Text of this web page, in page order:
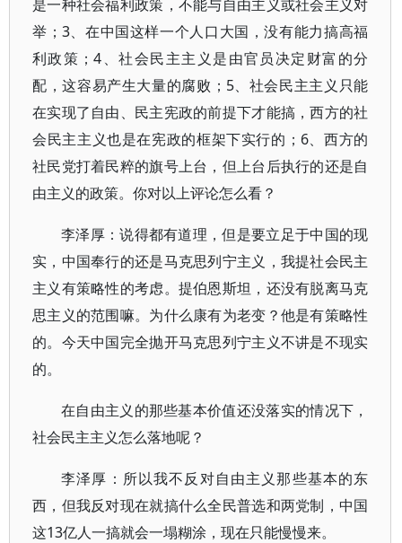
是一种社会福利政策，不能与自由主义或社会主义对
举；3、在中国这样一个人口大国，没有能力搞高福
利政策；4、社会民主主义是由官员决定财富的分
配，这容易产生大量的腐败；5、社会民主主义只能
在实现了自由、民主宪政的前提下才能搞，西方的社
会民主主义也是在宪政的框架下实行的；6、西方的
社民党打着民粹的旗号上台，但上台后执行的还是自
由主义的政策。你对以上评论怎么看？
李泽厚：说得都有道理，但是要立足于中国的现
实，中国奉行的还是马克思列宁主义，我提社会民主
主义有策略性的考虑。提伯恩斯坦，还没有脱离马克
思主义的范围嘛。为什么康有为老变？他是有策略性
的。今天中国完全抛开马克思列宁主义不讲是不现实
的。
在自由主义的那些基本价值还没落实的情况下，
社会民主主义怎么落地呢？
李泽厚：所以我不反对自由主义那些基本的东
西，但我反对现在就搞什么全民普选和两党制，中国
这13亿人一搞就会一塌糊涂，现在只能慢慢来。